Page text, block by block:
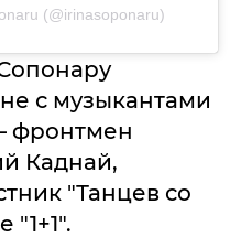
(@irinasoponaru)
с музыкантами
фронтмен
Каднай,
"Танцев со
"1+1".